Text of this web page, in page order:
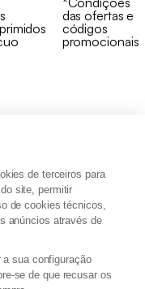
de terceiros para
site, permitir
de cookies técnicos,
anúncios através de
a sua configuração
se de que recusar os
das ofertas e
códigos
promocionais
e Aviso Legal
de cookies
venda pro